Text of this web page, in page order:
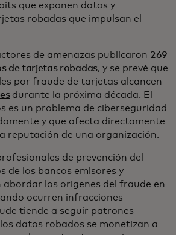
que exponen datos y
robadas que impulsan el
de amenazas publicaron 269
de tarjetas robadas, y se prevé que
por fraude de tarjetas alcancen
durante la próxima década. El
es un problema de ciberseguridad
y que afecta directamente
reputación de una organización.
de prevención del
de los bancos emisores y
abordar los orígenes del fraude en
ocurren infracciones
tiende a seguir patrones
datos robados se monetizan a